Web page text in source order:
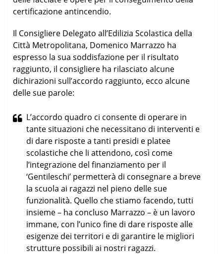
certificazione antincendio.
Il Consigliere Delegato all’Edilizia Scolastica della
Città Metropolitana, Domenico Marrazzo ha
espresso la sua soddisfazione per il risultato
raggiunto, il consigliere ha rilasciato alcune
dichirazioni sull’accordo raggiunto, ecco alcune
delle sue parole:
L’accordo quadro ci consente di operare in
tante situazioni che necessitano di interventi e
di dare risposte a tanti presidi e platee
scolastiche che li attendono, così come
l’integrazione del finanziamento per il
‘Gentileschi’ permetterà di consegnare a breve
la scuola ai ragazzi nel pieno delle sue
funzionalità. Quello che stiamo facendo, tutti
insieme – ha concluso Marrazzo – è un lavoro
immane, con l’unico fine di dare risposte alle
esigenze dei territori e di garantire le migliori
strutture possibili ai nostri ragazzi.